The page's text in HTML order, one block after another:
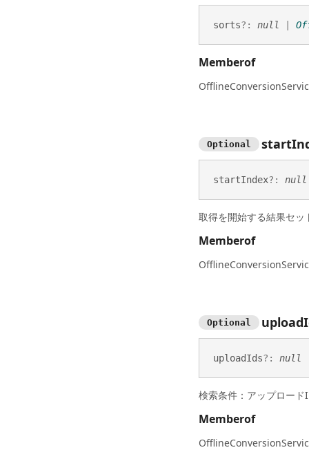
sorts?: null
Memberof
Optional start
startIndex?: null
取得を開始する結果セ
Memberof
Optional upload
uploadIds?: null
検索条件：アップロード
Memberof